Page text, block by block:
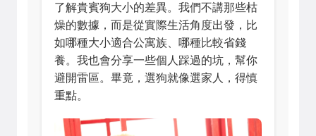
了解貴賓狗大小的差異。我們不講那些枯
燥的數據，而是從實際生活角度出發，比
如哪種大小適合公寓族、哪種比較省錢
養。我也會分享一些個人踩過的坑，幫你
避開雷區。畢竟，選狗就像選家人，得慎
重點。